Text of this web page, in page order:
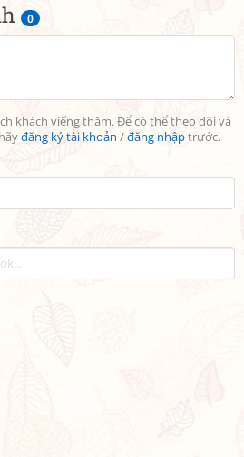
0
khách viếng thăm. Để có thể theo dõi và
đăng ký tài khoản /đăng nhậptrước.